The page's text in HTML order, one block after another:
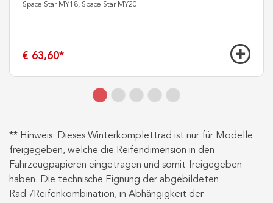
Space Star MY18, Space Star MY20
€ 63,60*
** Hinweis: Dieses Winterkomplettrad ist nur für Modelle
freigegeben, welche die Reifendimension in den
Fahrzeugpapieren eingetragen und somit freigegeben
haben. Die technische Eignung der abgebildeten
Rad-/Reifenkombination, in Abhängigkeit der